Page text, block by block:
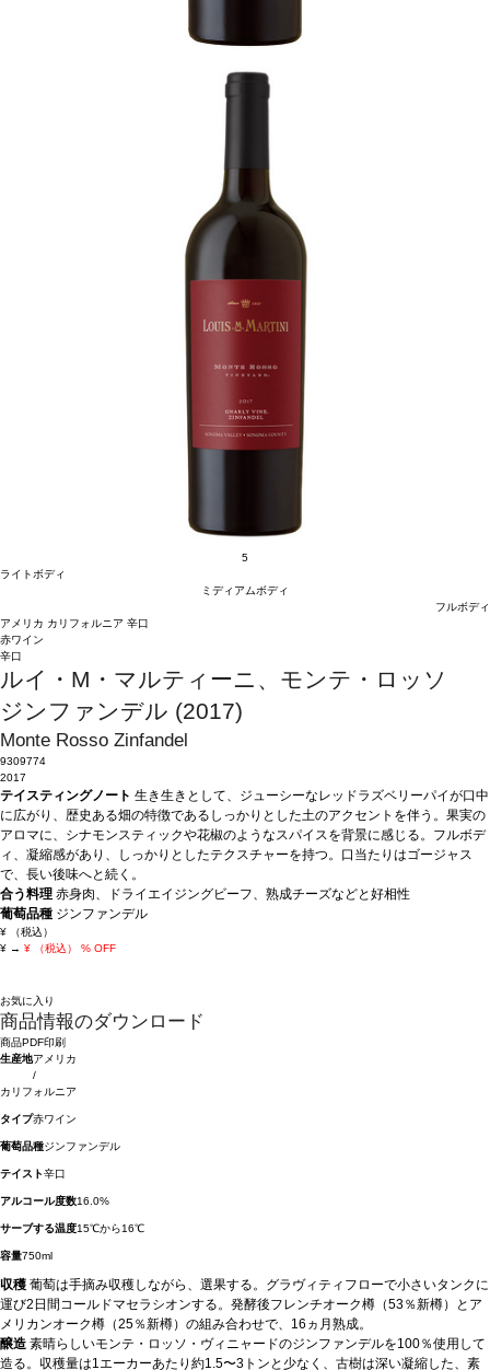
5
ライトボディ
ミディアムボディ
フルボディ
アメリカ カリフォルニア 辛口
赤ワイン
辛口
ルイ・M・マルティーニ、モンテ・ロッソ
ジンファンデル (2017)
Monte Rosso Zinfandel
9309774
2017
テイスティングノート 生き生きとして、ジューシーなレッドラズベリーパイが口中
に広がり、歴史ある畑の特徴であるしっかりとした土のアクセントを伴う。果実の
アロマに、シナモンスティックや花椒のようなスパイスを背景に感じる。フルボデ
ィ、凝縮感があり、しっかりとしたテクスチャーを持つ。口当たりはゴージャス
で、長い後味へと続く。
合う料理 赤身肉、ドライエイジングビーフ、熟成チーズなどと好相性
葡萄品種 ジンファンデル
¥
（税込）
¥ → ¥ （税込） % OFF
お気に入り
商品情報のダウンロード
商品PDF印刷
生産地アメリカ
/
カリフォルニア
タイプ赤ワイン
葡萄品種ジンファンデル
テイスト辛口
アルコール度数16.0%
サーブする温度15℃から16℃
容量750ml
収穫 葡萄は手摘み収穫しながら、選果する。グラヴィティフローで小さいタンクに
運び2日間コールドマセラシオンする。発酵後フレンチオーク樽（53％新樽）とア
メリカンオーク樽（25％新樽）の組み合わせで、16ヵ月熟成。
醸造 素晴らしいモンテ・ロッソ・ヴィニャードのジンファンデルを100％使用して
造る。収穫量は1エーカーあたり約1.5〜3トンと少なく、古樹は深い凝縮した、素